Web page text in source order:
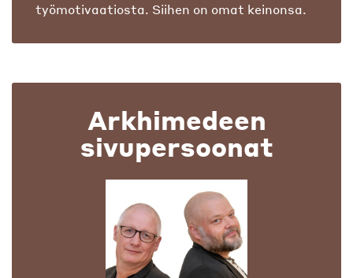
työmotivaatiosta. Siihen on omat keinonsa.
Arkhimedeen
sivupersoonat